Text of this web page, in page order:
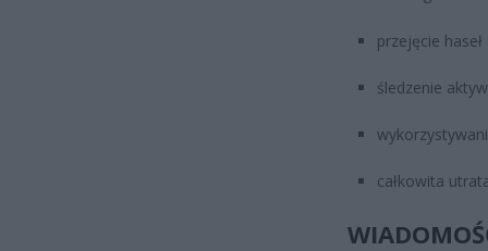
przejęcie
śledzenie
całkowita